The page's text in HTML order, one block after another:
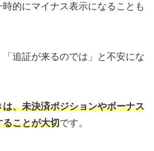
的にマイナス表示になることも
追証が来るのでは」と不安にな
、未決済ポジションやボーナス
ることが大切です。